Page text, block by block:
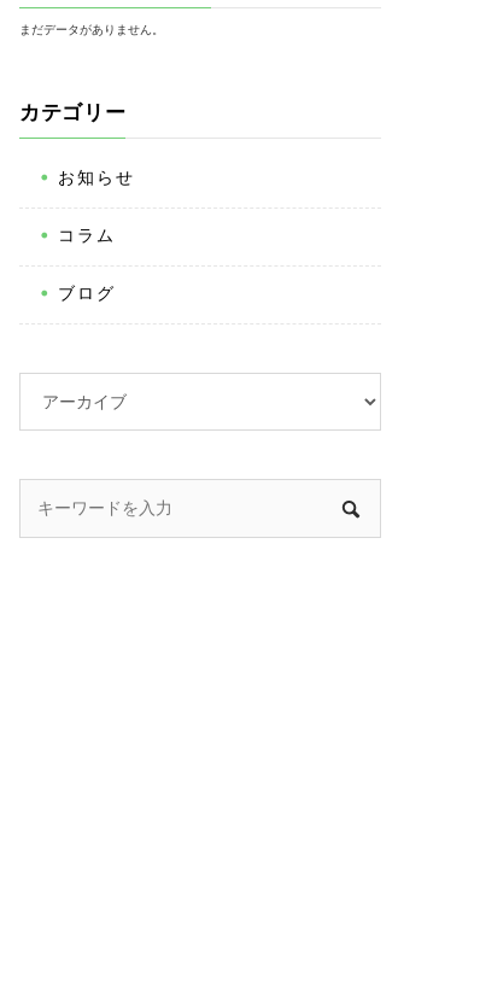
まだデータがありません。
カテゴリー
お知らせ
コラム
ブログ